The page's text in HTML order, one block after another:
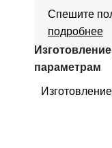
Спешите
подробнее
параметрам